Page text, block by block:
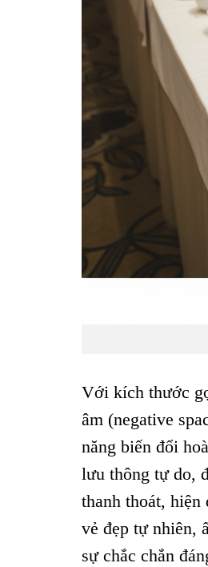
Với kích thước
âm (negative
năng biến đổi
lưu thông tự do,
thanh thoát,
vẻ đẹp tự nhiên,
sự chắc chắn